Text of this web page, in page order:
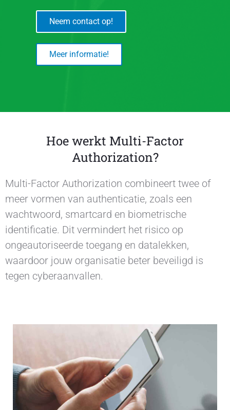
Neem contact op!
Meer informatie!
Hoe werkt Multi-Factor
Authorization?
Multi-Factor Authorization combineert twee of
meer vormen van authenticatie, zoals een
wachtwoord, smartcard en biometrische
identificatie. Dit vermindert het risico op
ongeautoriseerde toegang en datalekken,
waardoor jouw organisatie beter beveiligd is
tegen cyberaanvallen.